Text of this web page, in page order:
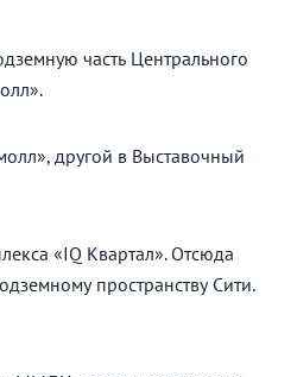
часть Центрального
другой в Выставочный
«IQ Квартал». Отсюда
пространству Сити.